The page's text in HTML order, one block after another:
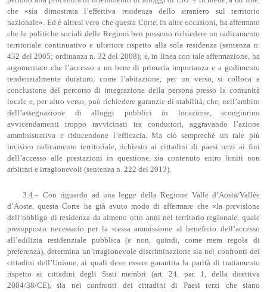
che «sia dimostrata l’effettiva residenza dello straniero sul territorio
nazionale». Ed è altresì vero che questa Corte, in altre occasioni, ha affermato
che le politiche sociali delle Regioni ben possono richiedere un radicamento
territoriale continuativo e ulteriore rispetto alla sola residenza (sentenza n.
432 del 2005; ordinanza n. 32 del 2008); e, in linea con tale affermazione, ha
argomentato che l’accesso a un bene di primaria importanza e a godimento
tendenzialmente duraturo, come l’abitazione, per un verso, si colloca a
conclusione del percorso di integrazione della persona presso la comunità
locale e, per altro verso, può richiedere garanzie di stabilità, che, nell’ambito
dell’assegnazione di alloggi pubblici in locazione, scongiurino
avvicendamenti troppo ravvicinati tra conduttori, aggravando l’azione
amministrativa e riducendone l’efficacia. Ma ciò sempreché un tale più
incisivo radicamento territoriale, richiesto ai cittadini di paesi terzi ai fini
dell’accesso alle prestazioni in questione, sia contenuto entro limiti non
arbitrari e irragionevoli (sentenza n. 222 del 2013).
3.4.– Con riguardo ad una legge della Regione Valle d’Aosta/Vallèe
d’Aoste, questa Corte ha già avuto modo di affermare che «la previsione
dell’obbligo di residenza da almeno otto anni nel territorio regionale, quale
presupposto necessario per la stessa ammissione al beneficio dell’accesso
all’edilizia residenziale pubblica (e non, quindi, come mera regola di
preferenza), determina un’irragionevole discriminazione sia nei confronti dei
cittadini dell’Unione, ai quali deve essere garantita la parità di trattamento
rispetto ai cittadini degli Stati membri (art. 24, par. 1, della direttiva
2004/38/CE), sia nei confronti dei cittadini di Paesi terzi che siano